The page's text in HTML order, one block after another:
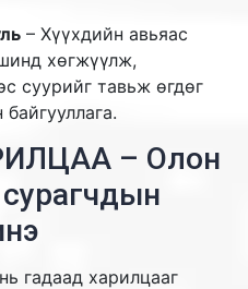
– Хүүхдийн авьяас
хөгжүүлж,
суурийг тавьж өгдөг
– Олон
нь гадаад харилцааг